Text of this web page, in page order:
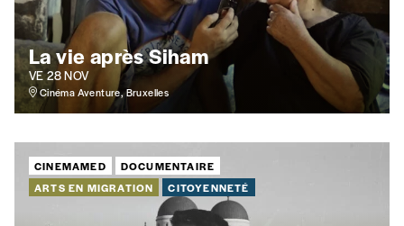
Localité
Je souhaite recevoir une facture
J’ai lu et j’accepte votre politique
de confidentialité*
politique de protection des données
La vie après Siham
VE 28 NOV
Cinéma Aventure, Bruxelles
CINEMAMED
DOCUMENTAIRE
ARTS EN MIGRATION
CITOYENNETÉ